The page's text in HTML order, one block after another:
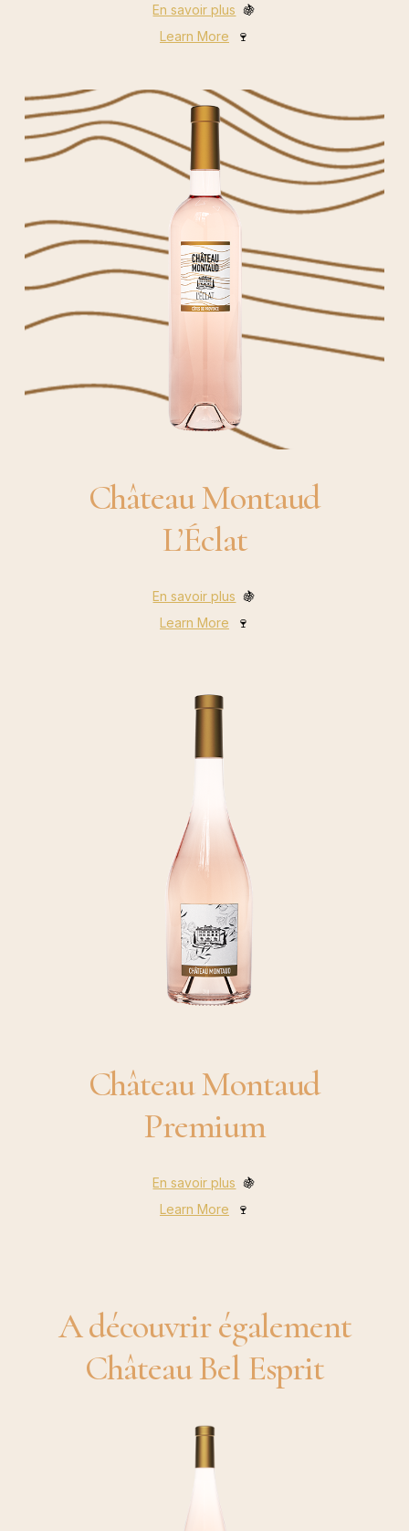
En savoir plus 🍇
Learn More 🍷
Château Montaud
L’Éclat
En savoir plus 🍇
Learn More 🍷
Château Montaud
Premium
En savoir plus 🍇
Learn More 🍷
A découvrir également
Château Bel Esprit